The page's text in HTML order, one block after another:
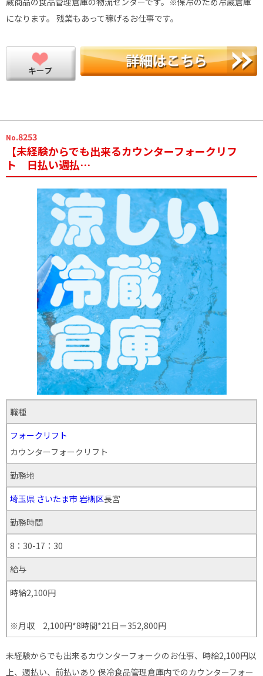
になります。 残業もあって稼げるお仕事です。
No.8253
【未経験からでも出来るカウンターフォークリフ
ト 日払い週払…
職種
フォークリフト
カウンターフォークリフト
勤務地
埼玉県 さいたま市 岩槻区長宮
勤務時間
8：30-17：30
給与
時給2,100円
※月収 2,100円*8時間*21日＝352,800円
未経験からでも出来るカウンターフォークのお仕事、時給2,100円以
上、週払い、前払いあり 保冷食品管理倉庫内でのカウンターフォー